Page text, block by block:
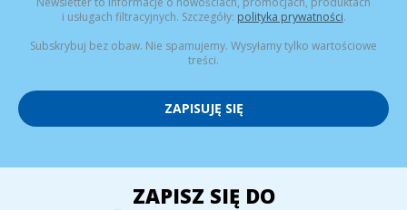
i usługach filtracyjnych. Szczegóły: polityka prywatności.
Subskrybuj bez obaw. Nie spamujemy. Wysyłamy tylko wartościowe
treści.
ZAPISUJĘ SIĘ
ZAPISZ SIĘ DO